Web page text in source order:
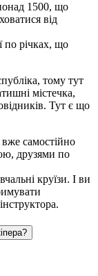
1500, що
від
по річках, що
тому тут
містечка,
Тут є що
самостійно
друзями по
круїзи. І ви